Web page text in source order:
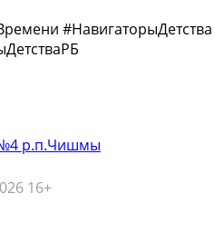
р.п.Чишмы
16+